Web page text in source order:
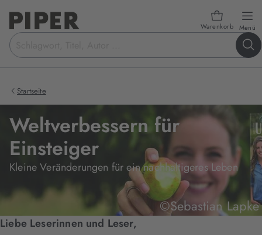
Warenkorb Menü
Suchbegriff
eingeben
Startseite
Weltverbessern für
Einsteiger
Kleine Veränderungen für ein nachhaltigeres Leben
©Sebastian Lapke
Liebe Leserinnen und Leser,